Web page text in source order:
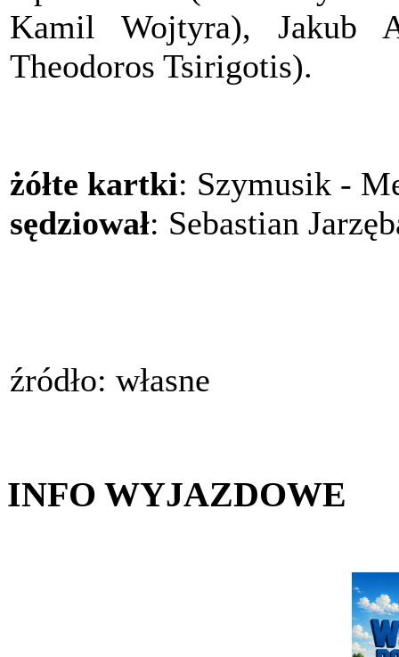
Kamil Wojtyra), Jakub
Theodoros Tsirigotis).
żółte kartki: Szymusik -
sędziował: Sebastian
źródło: własne
INFO WYJAZDOWE